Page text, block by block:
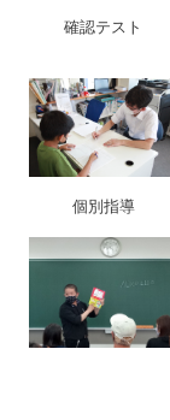
確認テスト
個別指導